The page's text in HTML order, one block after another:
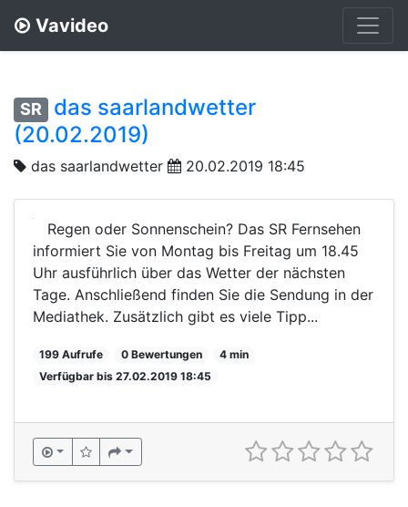
Vavideo
SR
das saarlandwetter
(20.02.2019)
das saarlandwetter 20.02.2019 18:45
Regen oder Sonnenschein? Das SR Fernsehen
informiert Sie von Montag bis Freitag um 18.45
Uhr ausführlich über das Wetter der nächsten
Tage. Anschließend finden Sie die Sendung in der
Mediathek. Zusätzlich gibt es viele Tipp...
199 Aufrufe 0 Bewertungen
4 min
Verfügbar bis 27.02.2019 18:45